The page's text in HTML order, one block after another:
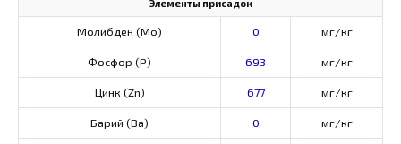
Элементы присадок
Молибден (Мо) 0 мг/кг
Фосфор (Р) 693 мг/кг
Цинк (Zn) 677 мг/кг
Барий (Ва) 0 мг/кг